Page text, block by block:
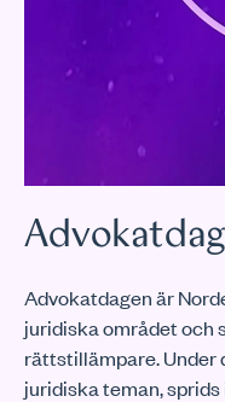
Advokatdagen är
juridiska området och
rättstillämpare. Under
juridiska teman,